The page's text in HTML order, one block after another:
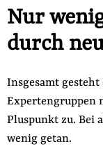
Nur
durch
Insgesamt
Expertengruppen
Pluspunkt zu. Bei
wenig getan.